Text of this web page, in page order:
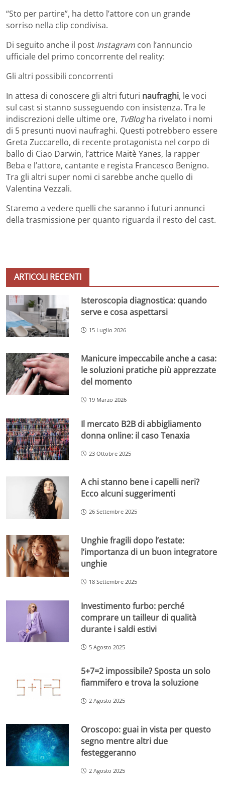
“Sto per partire”, ha detto l’attore con un grande
sorriso nella clip condivisa.
Di seguito anche il post Instagram con l’annuncio
ufficiale del primo concorrente del reality:
Gli altri possibili concorrenti
In attesa di conoscere gli altri futuri naufraghi, le voci
sul cast si stanno susseguendo con insistenza. Tra le
indiscrezioni delle ultime ore, TvBlogha rivelato i nomi
di 5 presunti nuovi naufraghi. Questi potrebbero essere
Greta Zuccarello, di recente protagonista nel corpo di
ballo di Ciao Darwin, l’attrice Maitè Yanes, la rapper
Beba e l’attore, cantante e regista Francesco Benigno.
Tra gli altri super nomi ci sarebbe anche quello di
Valentina Vezzali.
Staremo a vedere quelli che saranno i futuri annunci
della trasmissione per quanto riguarda il resto del cast.
ARTICOLI RECENTI
Isteroscopia diagnostica: quando
serve e cosa aspettarsi
15 Luglio 2026
Manicure impeccabile anche a casa:
le soluzioni pratiche più apprezzate
del momento
19 Marzo 2026
Il mercato B2B di abbigliamento
donna online: il caso Tenaxia
23 Ottobre 2025
A chi stanno bene i capelli neri?
Ecco alcuni suggerimenti
26 Settembre 2025
Unghie fragili dopo l’estate:
l’importanza di un buon integratore
unghie
18 Settembre 2025
Investimento furbo: perché
comprare un tailleur di qualità
durante i saldi estivi
5 Agosto 2025
5+7=2 impossibile? Sposta un solo
fiammifero e trova la soluzione
2 Agosto 2025
Oroscopo: guai in vista per questo
segno mentre altri due
festeggeranno
2 Agosto 2025